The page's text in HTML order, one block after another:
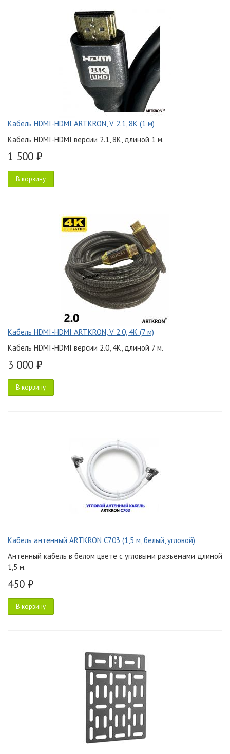
Кабель HDMI-HDMI ARTKRON, V 2.1, 8K (1 м)
Кабель HDMI-HDMI версии 2.1, 8K, длиной 1 м.
1 500 ₽
В корзину
Кабель HDMI-HDMI ARTKRON, V 2.0, 4K (7 м)
Кабель HDMI-HDMI версии 2.0, 4K, длиной 7 м.
3 000 ₽
В корзину
Кабель антенный ARTKRON C703 (1,5 м, белый, угловой)
Антенный кабель в белом цвете с угловыми разъемами длиной
1,5 м.
450 ₽
В корзину